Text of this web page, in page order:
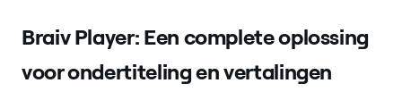
Braiv Player: Een complete oplossing
voor ondertiteling en vertalingen